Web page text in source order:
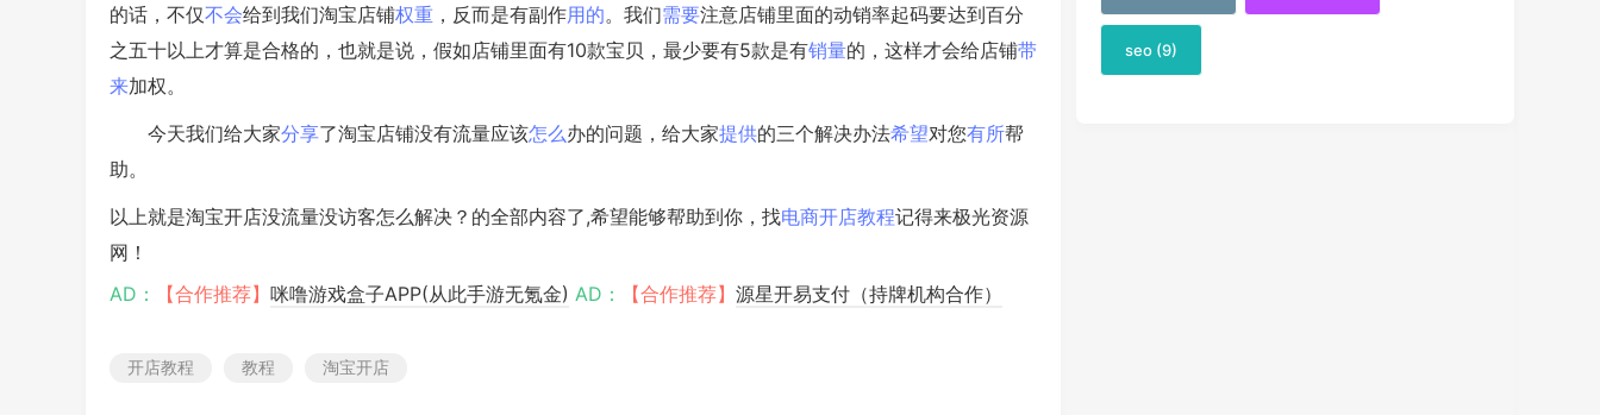
的话，不仅不会给到我们淘宝店铺权重 ，反而是有副作用的。我们需要注意店铺里面的动销率起码要达到百分
之五十以上才算是合格的，也就是说，假如店铺里面有10款宝贝，最少要有5款是有销量的，这样才会给店铺带
来加权。
今天我们给大家分享了淘宝店铺没有流量应该怎么办的问题，给大家提供的三个解决办法希望对您有所帮
助。
以上就是淘宝开店没流量没访客怎么解决？的全部内容了,希望能够帮助到你，找电商开店教程记得来极光资源
网！
AD：
【合作推荐】 咪噜游戏盒子APP(从此手游无氪金) AD： 【合作推荐】 源星开易支付（持牌机构合作）
开店教程 教程 淘宝开店
seo (9)